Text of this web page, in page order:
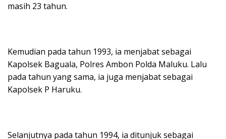
masih 23 tahun.
Kemudian pada tahun 1993, ia menjabat sebagai
Kapolsek Baguala, Polres Ambon Polda Maluku. Lalu
pada tahun yang sama, ia juga menjabat sebagai
Kapolsek P Haruku.
Selanjutnya pada tahun 1994, ia ditunjuk sebagai